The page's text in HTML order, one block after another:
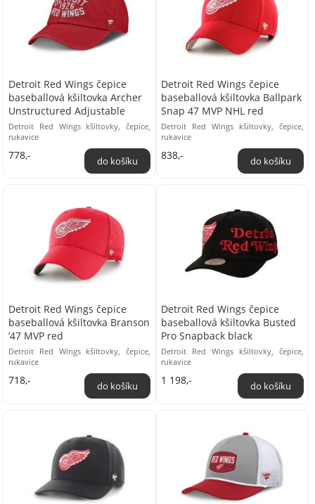
Detroit Red Wings čepice
baseballová kšiltovka Archer
Unstructured Adjustable
Detroit Red Wings kšiltovky, čepice,
rukavice
778,-
Detroit Red Wings čepice
baseballová kšiltovka Ballpark
Snap 47 MVP NHL red
Detroit Red Wings kšiltovky, čepice,
rukavice
838,-
Detroit Red Wings čepice
baseballová kšiltovka Branson
’47 MVP red
Detroit Red Wings kšiltovky, čepice,
rukavice
718,-
Detroit Red Wings čepice
baseballová kšiltovka Busted
Pro Snapback black
Detroit Red Wings kšiltovky, čepice,
rukavice
1 198,-